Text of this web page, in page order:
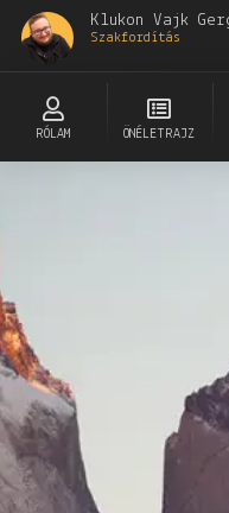
Klukon Vajk
Szakfordítás
RÓLAM ÖNÉLETRAJZ